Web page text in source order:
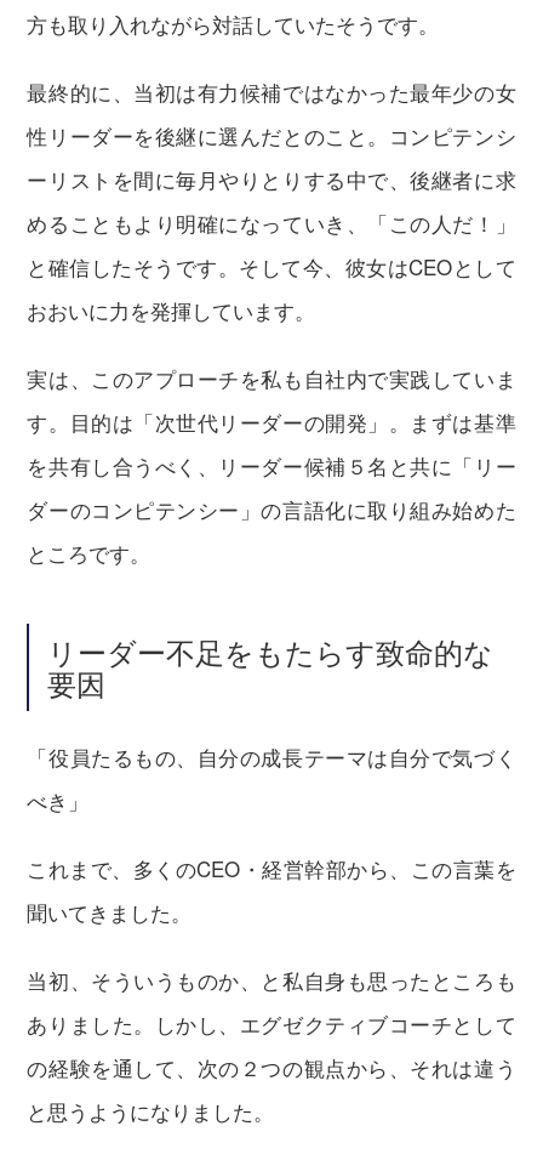
方も取り入れながら対話していたそうです。
最終的に、当初は有力候補ではなかった最年少の女
性リーダーを後継に選んだとのこと。コンピテンシ
ーリストを間に毎月やりとりする中で、後継者に求
めることもより明確になっていき、「この人だ！」
と確信したそうです。そして今、彼女はCEOとして
おおいに力を発揮しています。
実は、このアプローチを私も自社内で実践していま
す。目的は「次世代リーダーの開発」。まずは基準
を共有し合うべく、リーダー候補５名と共に「リー
ダーのコンピテンシー」の言語化に取り組み始めた
ところです。
リーダー不足をもたらす致命的な
要因
「役員たるもの、自分の成長テーマは自分で気づく
べき」
これまで、多くのCEO・経営幹部から、この言葉を
聞いてきました。
当初、そういうものか、と私自身も思ったところも
ありました。しかし、エグゼクティブコーチとして
の経験を通して、次の２つの観点から、それは違う
と思うようになりました。